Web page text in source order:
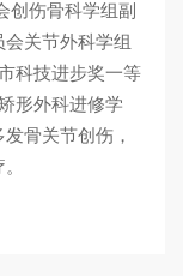
创伤骨科学组副
关节外科学组
科技进步奖一等
形外科进修学
骨关节创伤，